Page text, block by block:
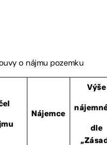
o nájmu pozemku
Nájemce
Výše
dle